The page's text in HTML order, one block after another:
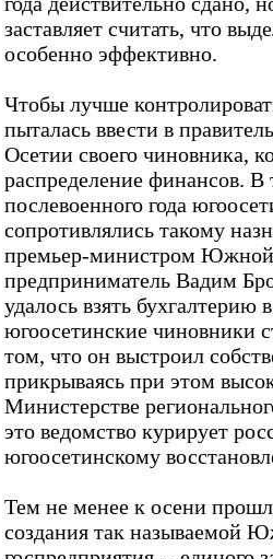
заставляет считать, что
особенно эффективно.
Чтобы лучше
пыталась ввести в
Осетии своего чиновника,
распределение финансов. В
послевоенного года
сопротивлялись такому
премьер-министром Южной
предприниматель Вадим
удалось взять бухгалтерию
югоосетинские чиновники
том, что он выстроил
прикрываясь при этом
Министерстве
это ведомство курирует
югоосетинскому
Тем не менее к осени
создания так называемой